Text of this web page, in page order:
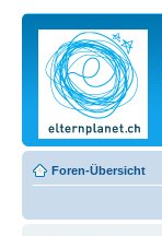
Foren-Übersicht